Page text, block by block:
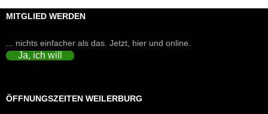
MITGLIED WERDEN
... nichts einfacher als das. Jetzt, hier und online.
Ja, ich will
ÖFFNUNGSZEITEN WEILERBURG